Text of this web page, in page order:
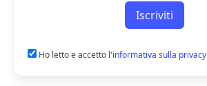
Iscriviti
Ho letto e accetto l'informativa sulla privacy